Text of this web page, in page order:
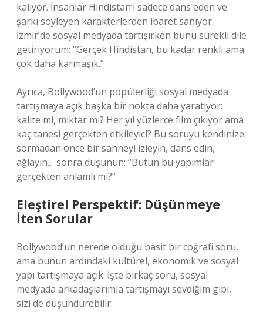
kalıyor. İnsanlar Hindistan’ı sadece dans eden ve
şarkı söyleyen karakterlerden ibaret sanıyor.
İzmir’de sosyal medyada tartışırken bunu sürekli dile
getiriyorum: “Gerçek Hindistan, bu kadar renkli ama
çok daha karmaşık.”
Ayrıca, Bollywood’un popülerliği sosyal medyada
tartışmaya açık başka bir nokta daha yaratıyor:
kalite mi, miktar mı? Her yıl yüzlerce film çıkıyor ama
kaç tanesi gerçekten etkileyici? Bu soruyu kendinize
sormadan önce bir sahneyi izleyin, dans edin,
ağlayın… sonra düşünün: “Bütün bu yapımlar
gerçekten anlamlı mı?”
Eleştirel Perspektif: Düşünmeye
İten Sorular
Bollywood’un nerede olduğu basit bir coğrafi soru,
ama bunun ardındaki kültürel, ekonomik ve sosyal
yapı tartışmaya açık. İşte birkaç soru, sosyal
medyada arkadaşlarımla tartışmayı sevdiğim gibi,
sizi de düşündürebilir: